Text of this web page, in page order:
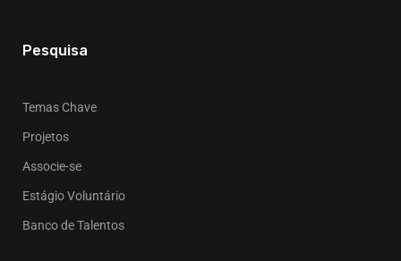
Pesquisa
Temas Chave
Projetos
Associe-se
Estágio Voluntário
Banco de Talentos